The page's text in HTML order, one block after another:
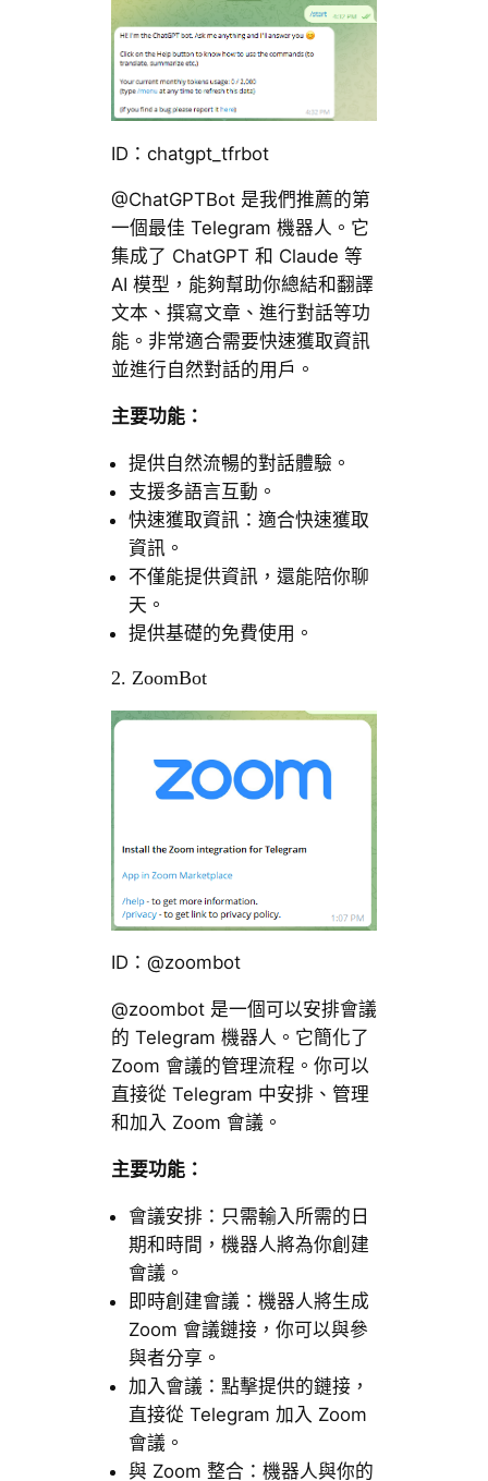
ID：chatgpt_tfrbot
@ChatGPTBot 是我們推薦的第
一個最佳 Telegram 機器人。它
集成了 ChatGPT 和 Claude 等
AI 模型，能夠幫助你總結和翻譯
文本、撰寫文章、進行對話等功
能。非常適合需要快速獲取資訊
並進行自然對話的用戶。
主要功能：
提供自然流暢的對話體驗。
支援多語言互動。
快速獲取資訊：適合快速獲取
資訊。
不僅能提供資訊，還能陪你聊
天。
提供基礎的免費使用。
2. ZoomBot
ID：@zoombot
@zoombot 是一個可以安排會議
的 Telegram 機器人。它簡化了
Zoom 會議的管理流程。你可以
直接從 Telegram 中安排、管理
和加入 Zoom 會議。
主要功能：
會議安排：只需輸入所需的日
期和時間，機器人將為你創建
會議。
即時創建會議：機器人將生成
Zoom 會議鏈接，你可以與參
與者分享。
加入會議：點擊提供的鏈接，
直接從 Telegram 加入 Zoom
會議。
與 Zoom 整合：機器人與你的